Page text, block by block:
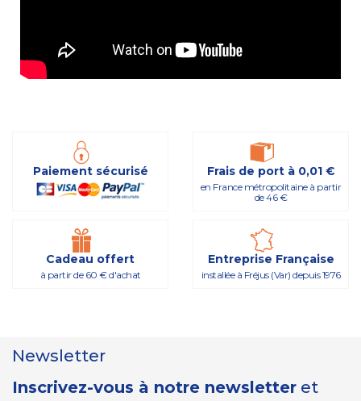
Paiement sécurisé Frais de port à 0,01 €
en France métropolitaine à partir
de 46 €
Cadeau offert
à partir de 60 € d'achat
Entreprise Française
installée à Fréjus (Var) depuis 1976
Newsletter
Inscrivez-vous à notre newsletter et